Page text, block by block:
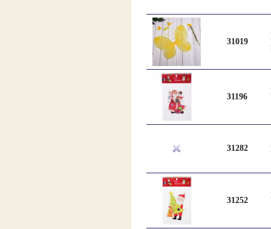
31019
31196
31282
31252